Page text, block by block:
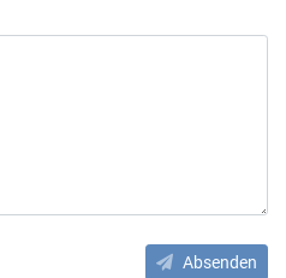
Absenden